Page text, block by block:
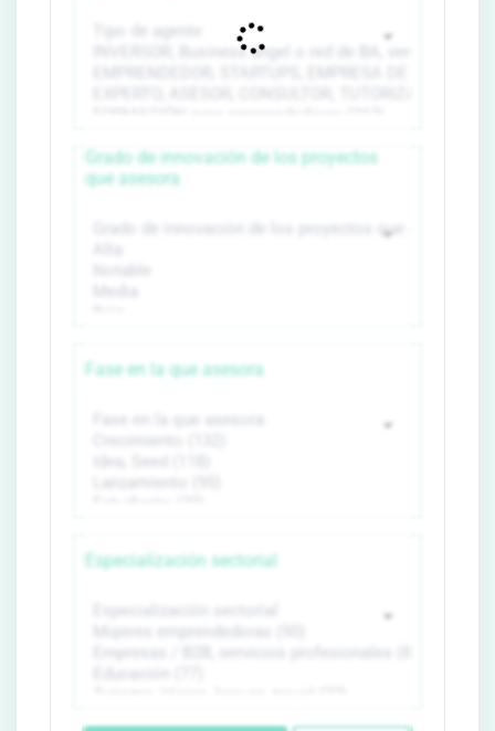
Grado de innovación de los proyectos
que asesora
Fase en la que asesora
Especialización sectorial